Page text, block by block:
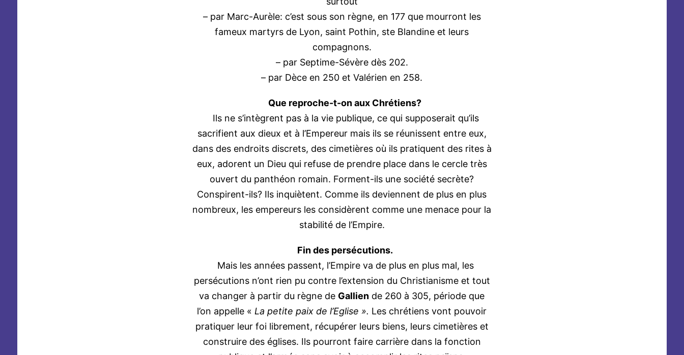
– par Marc-Aurèle: c’est sous son règne, en 177 que mourront les
fameux martyrs de Lyon, saint Pothin, ste Blandine et leurs
compagnons.
– par Septime-Sévère dès 202.
– par Dèce en 250 et Valérien en 258.
Que reproche-t-on aux Chrétiens?
Ils ne s’intègrent pas à la vie publique, ce qui supposerait qu’ils
sacrifient aux dieux et à l’Empereur mais ils se réunissent entre eux,
dans des endroits discrets, des cimetières où ils pratiquent des rites à
eux, adorent un Dieu qui refuse de prendre place dans le cercle très
ouvert du panthéon romain. Forment-ils une société secrète?
Conspirent-ils? Ils inquiètent. Comme ils deviennent de plus en plus
nombreux, les empereurs les considèrent comme une menace pour la
stabilité de l’Empire.
Fin des persécutions.
Mais les années passent, l’Empire va de plus en plus mal, les
persécutions n’ont rien pu contre l’extension du Christianisme et tout
va changer à partir du règne de Gallien de 260 à 305, période que
l’on appelle « La petite paix de l’Eglise ». Les chrétiens vont pouvoir
pratiquer leur foi librement, récupérer leurs biens, leurs cimetières et
construire des églises. Ils pourront faire carrière dans la fonction